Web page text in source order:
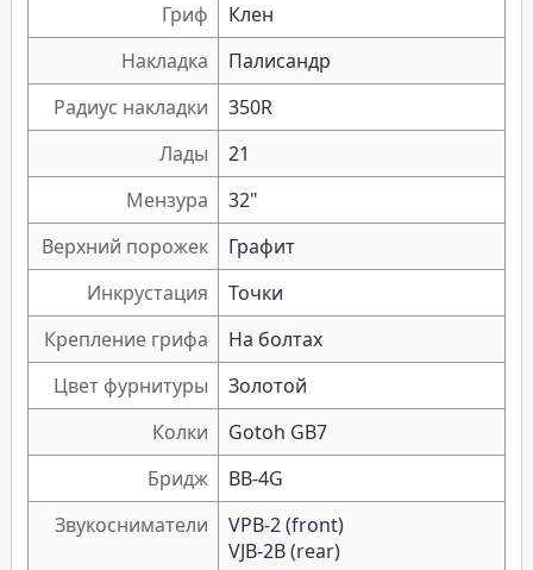
Гриф
Клен
Накладка
Палисандр
Радиус накладки
350R
Лады
21
Мензура
32"
Верхний порожек
Графит
Инкрустация
Точки
Крепление грифа
На болтах
Цвет фурнитуры
Золотой
Колки
Gotoh GB7
Бридж
BB-4G
Звукосниматели
VPB-2 (front)
VJB-2B (rear)